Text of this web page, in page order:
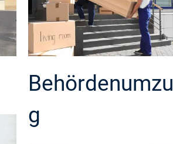
Behördenumzu
g